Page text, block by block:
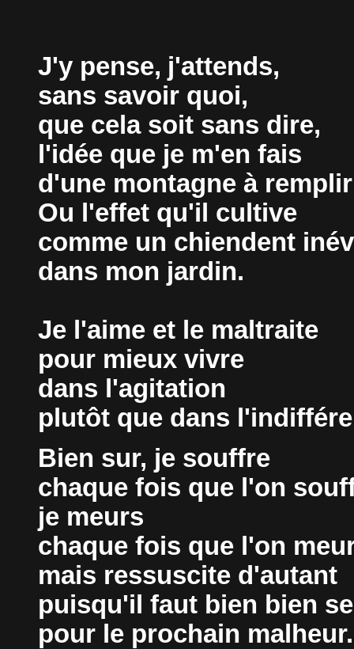
J'y pense, j'attends,
sans savoir quoi,
que cela soit sans dire,
l'idée que je m'en fais
d'une montagne à
Ou l'effet qu'il cultive
comme un chiendent
dans mon jardin.
Je l'aime et le maltraite
pour mieux vivre
dans l'agitation
plutôt que dans
Bien sur, je souffre
chaque fois que l'on
je meurs
chaque fois que l'on
mais ressuscite d'autant
puisqu'il faut bien bien
pour le prochain malheur.